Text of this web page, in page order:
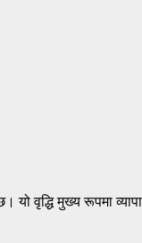
वृद्धि मुख्य रूपमा